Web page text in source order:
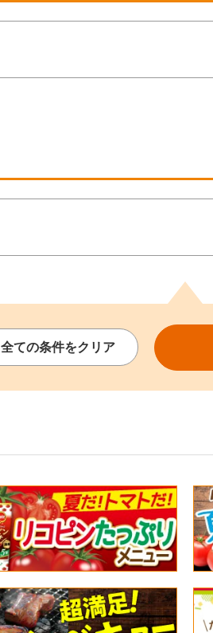
全ての条件をクリア